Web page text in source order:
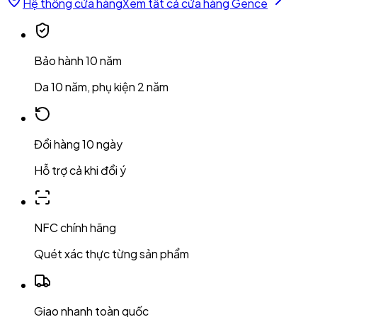
Hệ thống cửa hàngXem tất cả cửa hàng Gence
Bảo hành 10 năm
Da 10 năm, phụ kiện 2 năm
Đổi hàng 10 ngày
Hỗ trợ cả khi đổi ý
NFC chính hãng
Quét xác thực từng sản phẩm
Giao nhanh toàn quốc